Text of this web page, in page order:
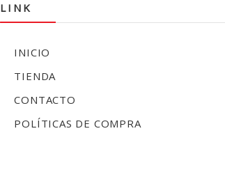
LINK
INICIO
TIENDA
CONTACTO
POLÍTICAS DE COMPRA